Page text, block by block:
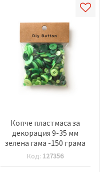
Копче пластмаса за
декорация 9-35 мм
зелена гама -150 грама
Код: 127356